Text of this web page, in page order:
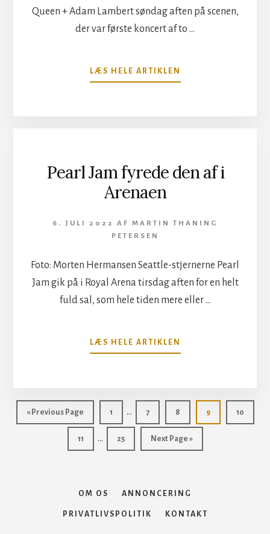
Queen + Adam Lambert søndag aften på scenen,
der var første koncert af to …
LÆS HELE ARTIKLEN
MAJESTÆTELIG
Pearl Jam fyrede den af i
Arenaen
6. JULI 2022 AF MARTIN THANING
PETERSEN
Foto: Morten Hermansen Seattle-stjernerne Pearl
Jam gik på i Royal Arena tirsdag aften for en helt
fuld sal, som hele tiden mere eller …
LÆS HELE ARTIKLEN
PEARL
I
« Go
to
Previous Page Side
1
Interim
pages
omitted
… Side
7 Side
8 Side
9 Side
10
Side
11
Interim
pages
… Side
25
Go
to
Next Page »
OM OS ANNONCERING
PRIVATLIVSPOLITIK KONTAKT